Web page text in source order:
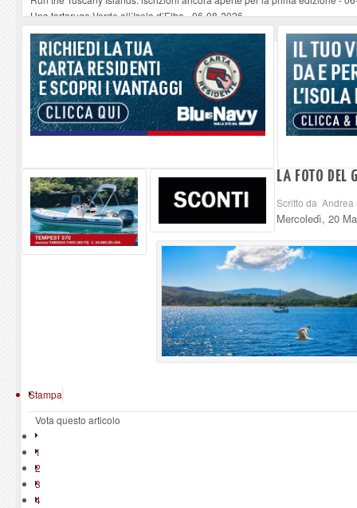
Una tartaruga Verde all’Isola d’Elba-06-08-2026
Furgone in fiamme a Capoliveri, illeso il conducente-06-08-2026
Campo: chiusura della biblioteca comunale in occasione del Santo Patrono
A Carpani si apre la Festa di Liberazione: il programma della prima serata-
LA FOTO
Scritto da Andrea
Mercoledì, 20
Stampa
Vota questo articolo
1
2
3
4